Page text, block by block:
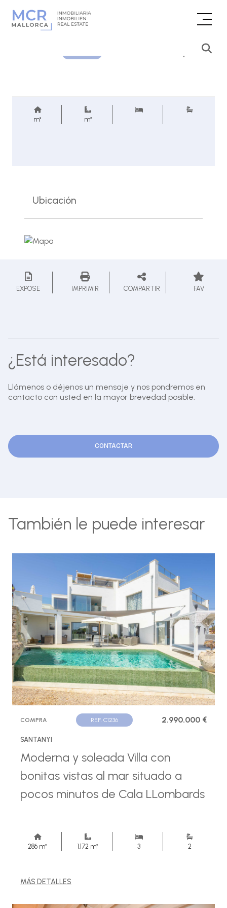
Consultar precio
m² m²
Ubicación
EXPOSE IMPRIMIR COMPARTIR FAV
¿Está interesado?
Llámenos o déjenos un mensaje y nos pondremos en
contacto con usted en la mayor brevedad posible.
CONTACTAR
También le puede interesar
COMPRA REF. C1236 2.990.000 €
SANTANYI
Moderna y soleada Villa con
bonitas vistas al mar situado a
pocos minutos de Cala LLombards
286 m² 1.172 m² 3 2
MÁS DETALLES